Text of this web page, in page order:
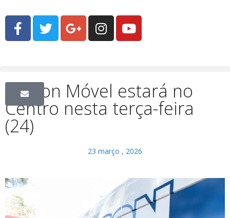
Procon Móvel estará no
Centro nesta terça-feira
(24)
23 março , 2026